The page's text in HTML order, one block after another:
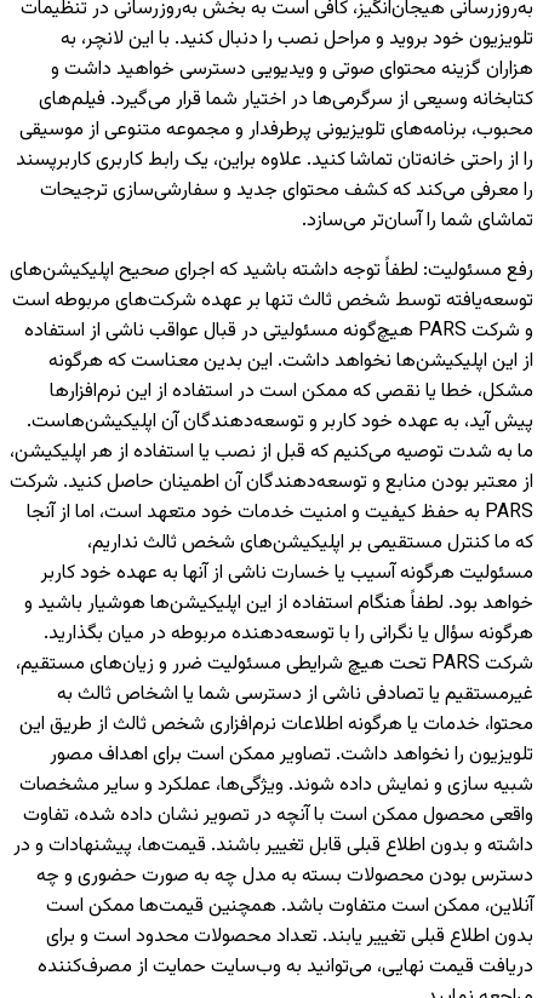
به‌روزرسانی هیجان‌انگیز، کافی است به بخش به‌روزرسانی در تنظیمات
تلویزیون خود بروید و مراحل نصب را دنبال کنید. با این لانچر، به
هزاران گزینه محتوای صوتی و ویدیویی دسترسی خواهید داشت و
کتابخانه وسیعی از سرگرمی‌ها در اختیار شما قرار می‌گیرد. فیلم‌های
محبوب، برنامه‌های تلویزیونی پرطرفدار و مجموعه متنوعی از موسیقی
را از راحتی خانه‌تان تماشا کنید. علاوه براین، یک رابط کاربری کاربرپسند
را معرفی می‌کند که کشف محتوای جدید و سفارشی‌سازی ترجیحات
تماشای شما را آسان‌تر می‌سازد.
رفع مسئولیت: لطفاً توجه داشته باشید که اجرای صحیح اپلیکیشن‌های
توسعه‌یافته توسط شخص ثالث تنها بر عهده شرکت‌های مربوطه است
و شرکت PARS هیچ‌گونه مسئولیتی در قبال عواقب ناشی از استفاده
از این اپلیکیشن‌ها نخواهد داشت. این بدین معناست که هرگونه
مشکل، خطا یا نقصی که ممکن است در استفاده از این نرم‌افزارها
پیش آید، به عهده خود کاربر و توسعه‌دهندگان آن اپلیکیشن‌هاست.
ما به شدت توصیه می‌کنیم که قبل از نصب یا استفاده از هر اپلیکیشن،
از معتبر بودن منابع و توسعه‌دهندگان آن اطمینان حاصل کنید. شرکت
PARS به حفظ کیفیت و امنیت خدمات خود متعهد است، اما از آنجا
که ما کنترل مستقیمی بر اپلیکیشن‌های شخص ثالث نداریم،
مسئولیت هرگونه آسیب یا خسارت ناشی از آنها به عهده خود کاربر
خواهد بود. لطفاً هنگام استفاده از این اپلیکیشن‌ها هوشیار باشید و
هرگونه سؤال یا نگرانی را با توسعه‌دهنده مربوطه در میان بگذارید.
شرکت PARS تحت هیچ شرایطی مسئولیت ضرر و زیان‌های مستقیم،
غیرمستقیم یا تصادفی ناشی از دسترسی شما یا اشخاص ثالث به
محتوا، خدمات یا هرگونه اطلاعات نرم‌افزاری شخص ثالث از طریق این
تلویزیون را نخواهد داشت. تصاویر ممکن است برای اهداف مصور
شبیه سازی و نمایش داده شوند. ویژگی‌ها، عملکرد و سایر مشخصات
واقعی محصول ممکن است با آنچه در تصویر نشان داده شده، تفاوت
داشته و بدون اطلاع قبلی قابل تغییر باشند. قیمت‌ها، پیشنهادات و در
دسترس بودن محصولات بسته به مدل چه به صورت حضوری و چه
آنلاین، ممکن است متفاوت باشد. همچنین قیمت‌ها ممکن است
بدون اطلاع قبلی تغییر یابند. تعداد محصولات محدود است و برای
دریافت قیمت نهایی، می‌توانید به وب‌سایت حمایت از مصرف‌کننده